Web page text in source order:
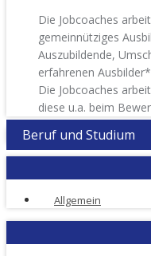
Die Jobcoaches
gemeinnütziges
Auszubildende,
erfahrenen
Die Jobcoaches
diese u.a. beim
Beruf und Studium
Allgemein